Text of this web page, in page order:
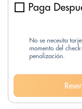
Paga
No se necesita
momento del
penalización.